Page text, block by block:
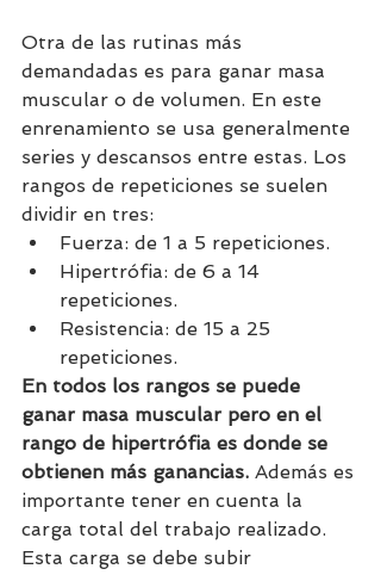
Otra de las rutinas más
demandadas es para ganar masa
muscular o de volumen. En este
enrenamiento se usa generalmente
series y descansos entre estas. Los
rangos de repeticiones se suelen
dividir en tres:
Fuerza: de 1 a 5 repeticiones.
Hipertrófia: de 6 a 14
repeticiones.
Resistencia: de 15 a 25
repeticiones.
En todos los rangos se puede
ganar masa muscular pero en el
rango de hipertrófia es donde se
obtienen más ganancias. Además es
importante tener en cuenta la
carga total del trabajo realizado.
Esta carga se debe subir